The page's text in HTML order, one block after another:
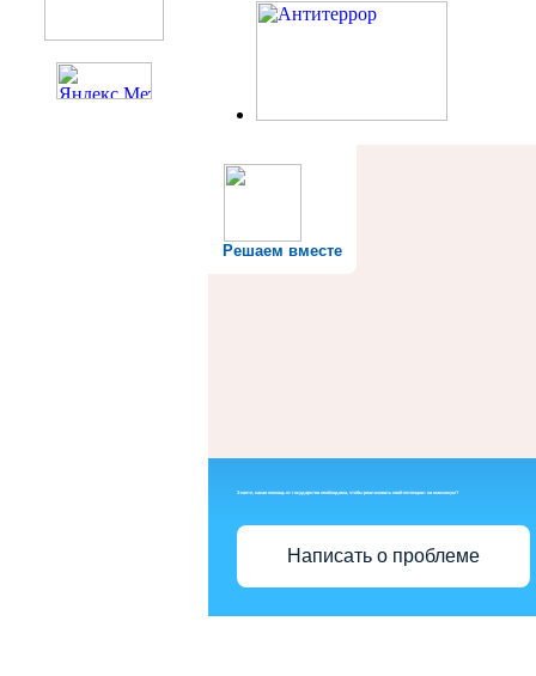
Решаем вместе
Знаете, какая помощь от государства необходима, чтобы реализовать свой потенциал на максимум?
Написать о проблеме